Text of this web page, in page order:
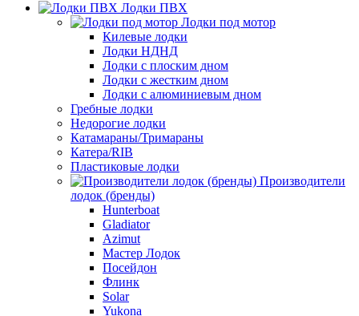
Лодки ПВХ
Лодки под мотор
Килевые лодки
Лодки НДНД
Лодки с плоским дном
Лодки с жестким дном
Лодки с алюминиевым дном
Гребные лодки
Недорогие лодки
Катамараны/Тримараны
Катера/RIB
Пластиковые лодки
Производители
лодок (бренды)
Hunterboat
Gladiator
Azimut
Мастер Лодок
Посейдон
Флинк
Solar
Yukona